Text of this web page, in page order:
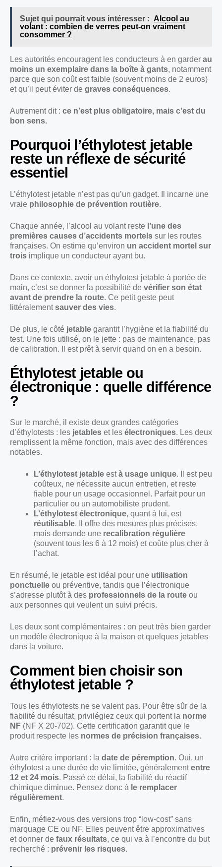
Sujet qui pourrait vous intéresser : Alcool au
volant : combien de verres peut-on vraiment
consommer ?
Les autorités encouragent les conducteurs à en garder au
moins un exemplaire dans la boîte à gants, notamment
parce que son coût est faible (souvent moins de 2 euros)
et qu’il peut éviter de graves conséquences.
Autrement dit : ce n’est plus obligatoire, mais c’est du
bon sens.
Pourquoi l’éthylotest jetable
reste un réflexe de sécurité
essentiel
L’éthylotest jetable n’est pas qu’un gadget. Il incarne une
vraie philosophie de prévention routière.
Chaque année, l’alcool au volant reste l’une des
premières causes d’accidents mortels sur les routes
françaises. On estime qu’environ un accident mortel sur
trois implique un conducteur ayant bu.
Dans ce contexte, avoir un éthylotest jetable à portée de
main, c’est se donner la possibilité de vérifier son état
avant de prendre la route. Ce petit geste peut
littéralementsauver des vies.
De plus, le côté jetable garantit l’hygiène et la fiabilité du
test. Une fois utilisé, on le jette : pas de maintenance, pas
de calibration. Il est prêt à servir quand on en a besoin.
Éthylotest jetable ou
électronique : quelle différence
?
Sur le marché, il existe deux grandes catégories
d’éthylotests : les jetables et les électroniques. Les deux
remplissent la même fonction, mais avec des différences
notables.
L’éthylotest jetable està usage unique. Il est peu
coûteux, ne nécessite aucun entretien, et reste
fiable pour un usage occasionnel. Parfait pour un
particulier ou un automobiliste prudent.
L’éthylotest électronique, quant à lui, est
réutilisable. Il offre des mesures plus précises,
mais demande une recalibration régulière
(souvent tous les 6 à 12 mois) et coûte plus cher à
l’achat.
En résumé, le jetable est idéal pour une utilisation
ponctuelle ou préventive, tandis que l’électronique
s’adresse plutôt à des professionnels de la route ou
aux personnes qui veulent un suivi précis.
Les deux sont complémentaires : on peut très bien garder
un modèle électronique à la maison et quelques jetables
dans la voiture.
Comment bien choisir son
éthylotest jetable ?
Tous les éthylotests ne se valent pas. Pour être sûr de la
fiabilité du résultat, privilégiez ceux qui portent la norme
NF (NF X 20-702). Cette certification garantit que le
produit respecte les normes de précision françaises.
Autre critère important : la date de péremption. Oui, un
éthylotest a une durée de vie limitée, généralemententre
12 et 24 mois. Passé ce délai, la fiabilité du réactif
chimique diminue. Pensez donc à le remplacer
régulièrement.
Enfin, méfiez-vous des versions trop “low-cost” sans
marquage CE ou NF. Elles peuvent être approximatives
et donner de faux résultats, ce qui va à l’encontre du but
recherché : prévenir les risques.